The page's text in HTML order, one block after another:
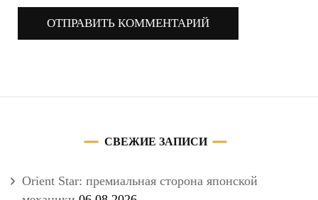
СВЕЖИЕ ЗАПИСИ
Orient Star: премиальная сторона японской